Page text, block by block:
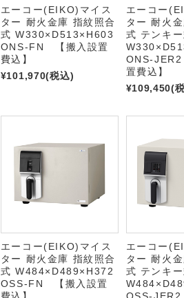
エーコー(EIKO)マイス
ター 耐火金庫 指紋照合
式 W330×D513×H603
ONS-FN 【搬入設置
費込】
¥101,970(税込)
エーコー
ター 耐火
式 テンキ
ONS-
置費込】
¥109,450(
エーコー(EIKO)マイス
ター 耐火金庫 指紋照合
式 W484×D489×H372
OSS-FN 【搬入設置
エーコー
ター 耐火
式 テンキ